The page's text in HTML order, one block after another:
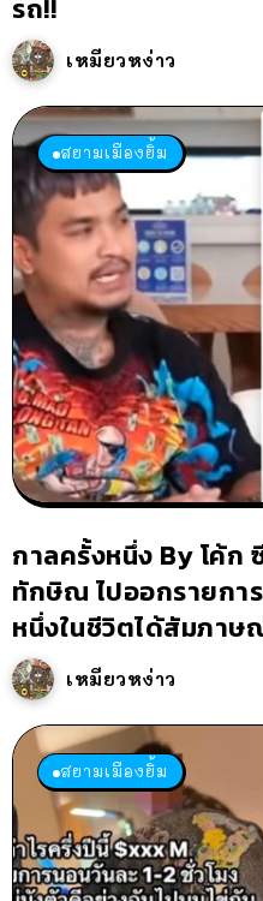
รถ!!
เหมียวหง่าว
สยามเมืองยิ้ม
กาลครั้งหนึ่ง By โค้ก
ทักษิณ ไปออกรายกา
หนึ่งในชีวิตได้สัมภา
เหมียวหง่าว
สยามเมืองยิ้ม